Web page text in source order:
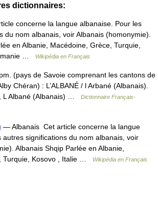
dictionnaires:
concerne la langue albanaise. Pour les
du nom albanais, voir Albanais (homonymie).
en Albanie, Macédoine, Grèce, Turquie,
…
Wikipédia en Français
(pays de Savoie comprenant les cantons de
Chéran) : L’ALBANÉ / l Arbané (Albanais).
L Albané (Albanais) …
Dictionnaire Français-
— Albanais Cet article concerne la langue
autres significations du nom albanais, voir
Albanais Shqip Parlée en Albanie,
Turquie, Kosovo , Italie …
Wikipédia en Français